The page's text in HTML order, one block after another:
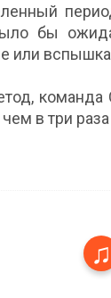
бы
или
в три